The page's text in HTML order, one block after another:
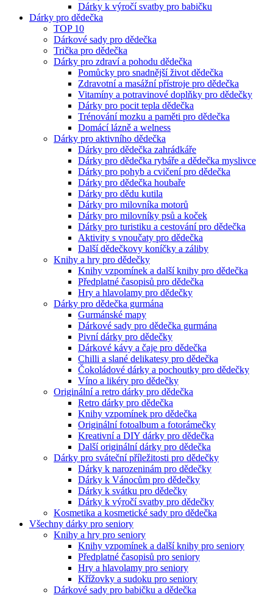
Dárky k výročí svatby pro babičku
Dárky pro dědečka
TOP 10
Dárkové sady pro dědečka
Trička pro dědečka
Dárky pro zdraví a pohodu dědečka
Pomůcky pro snadnější život dědečka
Zdravotní a masážní přístroje pro dědečka
Vitamíny a potravinové doplňky pro dědečky
Dárky pro pocit tepla dědečka
Trénování mozku a paměti pro dědečka
Domácí lázně a welness
Dárky pro aktivního dědečka
Dárky pro dědečka zahrádkáře
Dárky pro dědečka rybáře a dědečka myslivce
Dárky pro pohyb a cvičení pro dědečka
Dárky pro dědečka houbaře
Dárky pro dědu kutila
Dárky pro milovníka motorů
Dárky pro milovníky psů a koček
Dárky pro turistiku a cestování pro dědečka
Aktivity s vnoučaty pro dědečka
Další dědečkovy koníčky a záliby
Knihy a hry pro dědečky
Knihy vzpomínek a další knihy pro dědečka
Předplatné časopisů pro dědečka
Hry a hlavolamy pro dědečky
Dárky pro dědečka gurmána
Gurmánské mapy
Dárkové sady pro dědečka gurmána
Pivní dárky pro dědečky
Dárkové kávy a čaje pro dědečka
Chilli a slané delikatesy pro dědečka
Čokoládové dárky a pochoutky pro dědečky
Víno a likéry pro dědečky
Originální a retro dárky pro dědečka
Retro dárky pro dědečka
Knihy vzpomínek pro dědečka
Originální fotoalbum a fotorámečky
Kreativní a DIY dárky pro dědečka
Další originální dárky pro dědečka
Dárky pro sváteční příležitosti pro dědečky
Dárky k narozeninám pro dědečky
Dárky k Vánocům pro dědečky
Dárky k svátku pro dědečky
Dárky k výročí svatby pro dědečky
Kosmetika a kosmetické sady pro dědečka
Všechny dárky pro seniory
Knihy a hry pro seniory
Knihy vzpomínek a další knihy pro seniory
Předplatné časopisů pro seniory
Hry a hlavolamy pro seniory
Křížovky a sudoku pro seniory
Dárkové sady pro babičku a dědečka